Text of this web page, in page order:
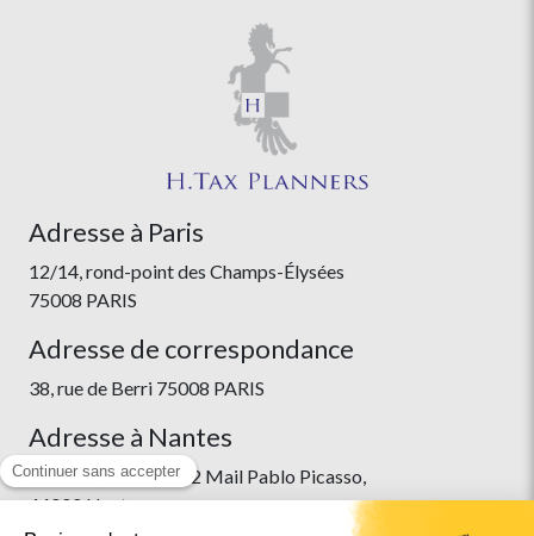
Adresse à Paris
12/14, rond-point des Champs-Élysées
75008 PARIS
Adresse de correspondance
38, rue de Berri 75008 PARIS
Adresse à Nantes
Immeuble Skyline, 22 Mail Pablo Picasso,
44000 Nantes